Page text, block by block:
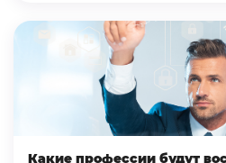
Какие профессии будут